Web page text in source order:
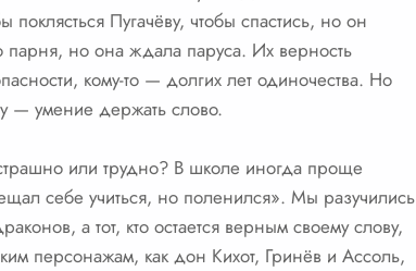
Пугачёву, чтобы спастись, но он
парня, но она ждала паруса. Их верность
кому-то — долгих лет одиночества. Но
— умение держать слово.
или трудно? В школе иногда проще
себе учиться, но поленился». Мы разучились
а тот, кто остается верным своему слову,
персонажам, как дон Кихот, Гринёв и Ассоль,